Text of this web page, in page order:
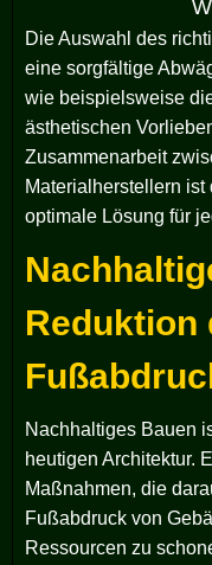
Die Auswahl des
eine sorgfältige
wie beispielsweise
ästhetischen
Zusammenarbeit
Materialherstellern
optimale Lösung für
Reduktion
Nachhaltiges Bauen
heutigen Architektur.
Maßnahmen, die
Fußabdruck von
Ressourcen zu